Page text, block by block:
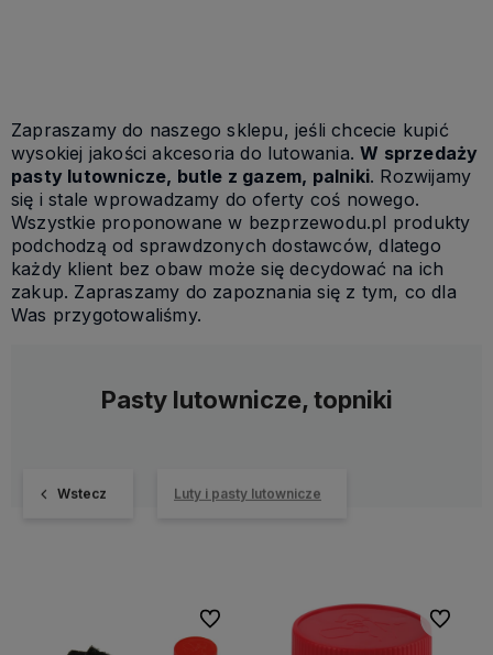
Zapraszamy do naszego sklepu, jeśli chcecie kupić
wysokiej jakości akcesoria do lutowania.W sprzedaży
pasty lutownicze, butle z gazem, palniki. Rozwijamy
się i stale wprowadzamy do oferty coś nowego.
Wszystkie proponowane w bezprzewodu.pl produkty
podchodzą od sprawdzonych dostawców, dlatego
każdy klient bez obaw może się decydować na ich
zakup. Zapraszamy do zapoznania się z tym, co dla
Was przygotowaliśmy.
Pasty lutownicze, topniki
Wstecz Luty i pasty lutownicze
Do ulubionych Do